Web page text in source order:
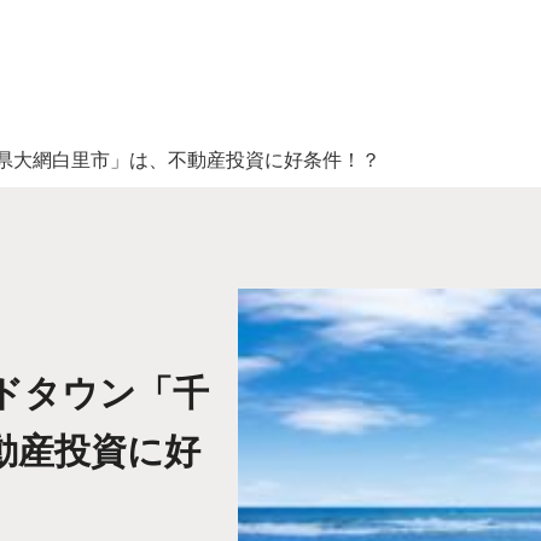
網白里市」は、不動産投資に好条件！？
タウン「千
産投資に好